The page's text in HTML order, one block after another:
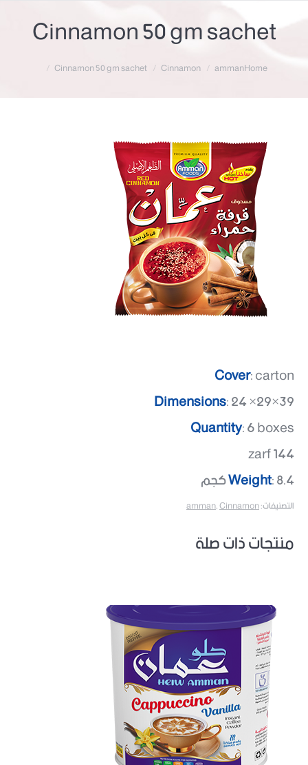
Cinnamon 50 gm sachet
Home
amman
Cinnamon
Cinnamon 50 gm sachet
Cover: carton
Dimensions: 24 ×29×39
Quantity: 6 boxes
144 zarf
Weight: 8.4 كجم
التصنيفات: amman,Cinnamon
منتجات ذات صلة